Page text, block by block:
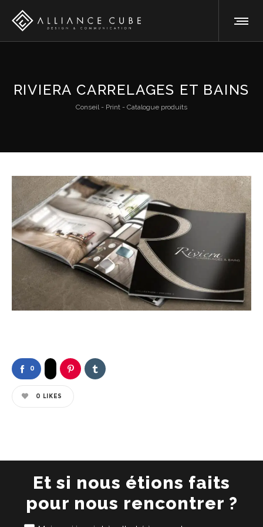
RIVIERA CARRELAGES ET BAINS
Conseil - Print - Catalogue produits
0
0 LIKES
Et si nous étions faits
pour nous rencontrer ?